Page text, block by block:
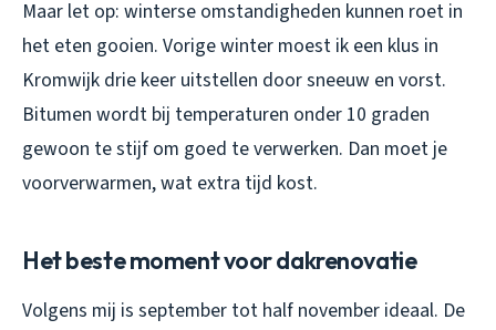
Maar let op: winterse omstandigheden kunnen roet in
het eten gooien. Vorige winter moest ik een klus in
Kromwijk drie keer uitstellen door sneeuw en vorst.
Bitumen wordt bij temperaturen onder 10 graden
gewoon te stijf om goed te verwerken. Dan moet je
voorverwarmen, wat extra tijd kost.
Het beste moment voor dakrenovatie
Volgens mij is september tot half november ideaal. De